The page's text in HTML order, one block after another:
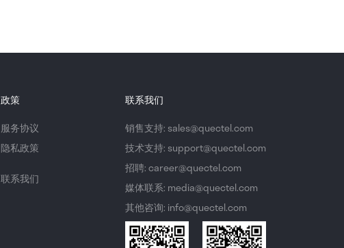
政策
服务协议
隐私政策
联系我们
联系我们
销售支持: sales@quectel.com
技术支持: support@quectel.com
招聘: career@quectel.com
媒体联系: media@quectel.com
其他咨询: info@quectel.com